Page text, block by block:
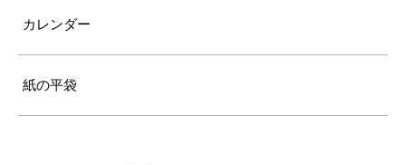
カレンダー
紙の平袋